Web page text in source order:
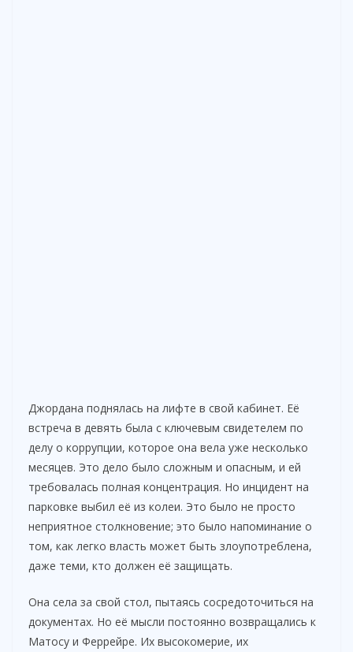
Джордана поднялась на лифте в свой кабинет. Её
встреча в девять была с ключевым свидетелем по
делу о коррупции, которое она вела уже несколько
месяцев. Это дело было сложным и опасным, и ей
требовалась полная концентрация. Но инцидент на
парковке выбил её из колеи. Это было не просто
неприятное столкновение; это было напоминание о
том, как легко власть может быть злоупотреблена,
даже теми, кто должен её защищать.
Она села за свой стол, пытаясь сосредоточиться на
документах. Но её мысли постоянно возвращались к
Матосу и Феррейре. Их высокомерие, их